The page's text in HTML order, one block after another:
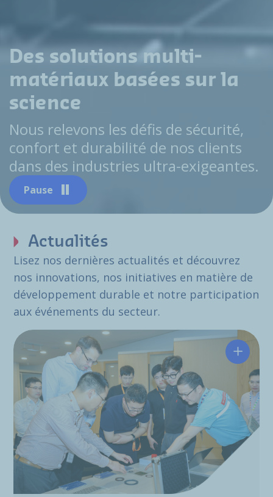
Pause
Des solutions multi-
matériaux basées sur la
science
Nous relevons les défis de sécurité,
confort et durabilité de nos clients
dans des industries ultra-exigeantes.
Actualités
Lisez nos dernières actualités et découvrez
nos innovations, nos initiatives en matière de
développement durable et notre participation
aux événements du secteur.